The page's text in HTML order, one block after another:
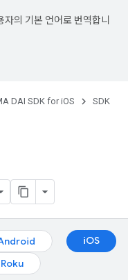
의 기본 언어로 번역합니
DAI SDK for iOS SDK
iOS
Roku